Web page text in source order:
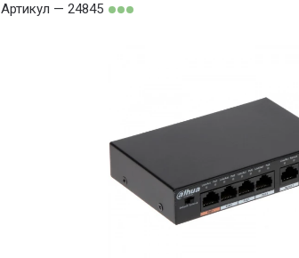
Артикул — 24845